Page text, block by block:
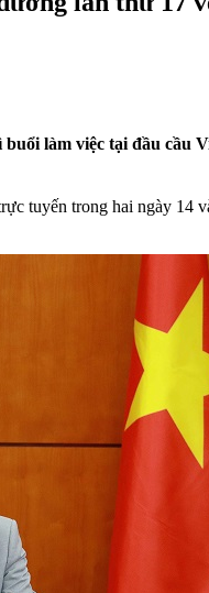
làm việc tại đầu
tuyến trong hai ngày 14